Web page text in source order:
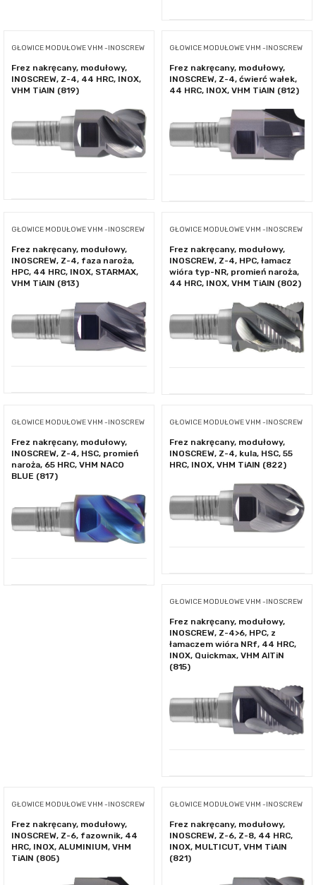
GŁOWICE MODUŁOWE VHM -INOSCREW
Frez nakręcany, modułowy,
INOSCREW, Z-4, 44 HRC, INOX,
VHM TiAlN (819)
GŁOWICE MODUŁOWE VHM -INOSCREW
Frez nakręcany, modułowy,
INOSCREW, Z-4, ćwierć wałek,
44 HRC, INOX, VHM TiAlN (812)
GŁOWICE MODUŁOWE VHM -INOSCREW
Frez nakręcany, modułowy,
INOSCREW, Z-4, faza naroża,
HPC, 44 HRC, INOX, STARMAX,
VHM TiAlN (813)
GŁOWICE MODUŁOWE VHM -INOSCREW
Frez nakręcany, modułowy,
INOSCREW, Z-4, HPC, łamacz
wióra typ-NR, promień naroża,
44 HRC, INOX, VHM TiAlN (802)
GŁOWICE MODUŁOWE VHM -INOSCREW
Frez nakręcany, modułowy,
INOSCREW, Z-4, HSC, promień
naroża, 65 HRC, VHM NACO
BLUE (817)
GŁOWICE MODUŁOWE VHM -INOSCREW
Frez nakręcany, modułowy,
INOSCREW, Z-4, kula, HSC, 55
HRC, INOX, VHM TiAlN (822)
GŁOWICE MODUŁOWE VHM -INOSCREW
Frez nakręcany, modułowy,
INOSCREW, Z-4>6, HPC, z
łamaczem wióra NRf, 44 HRC,
INOX, Quickmax, VHM AlTiN
(815)
GŁOWICE MODUŁOWE VHM -INOSCREW
Frez nakręcany, modułowy,
INOSCREW, Z-6, fazownik, 44
HRC, INOX, ALUMINIUM, VHM
TiAlN (805)
GŁOWICE MODUŁOWE VHM -INOSCREW
Frez nakręcany, modułowy,
INOSCREW, Z-6, Z-8, 44 HRC,
INOX, MULTICUT, VHM TiAlN
(821)